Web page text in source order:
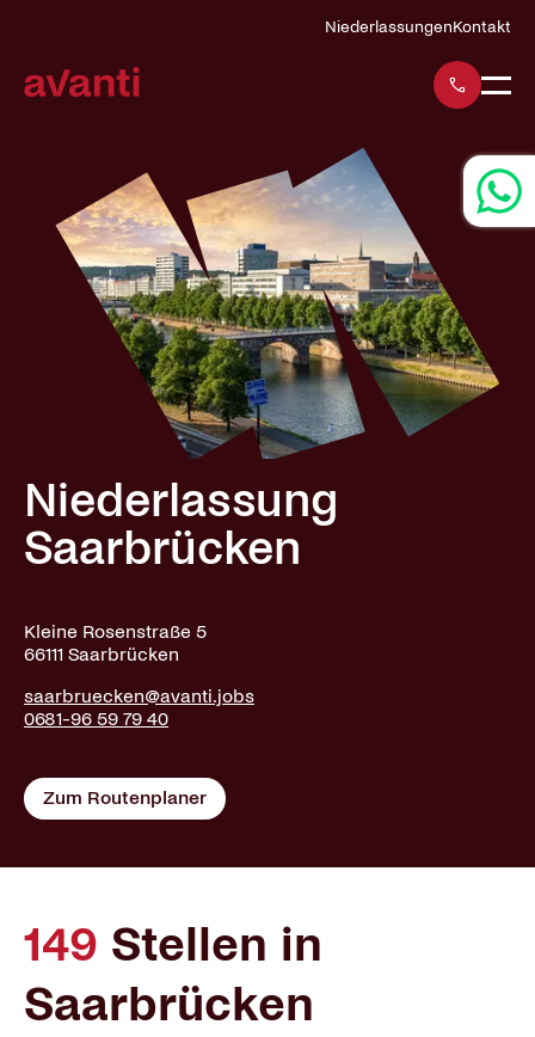
NiederlassungenKontakt
Niederlassung
Saarbrücken
Kleine Rosenstraße 5
66111 Saarbrücken
saarbruecken@avanti.jobs
0681-96 59 79 40
Zum Routenplaner
149 Stellen in
Saarbrücken